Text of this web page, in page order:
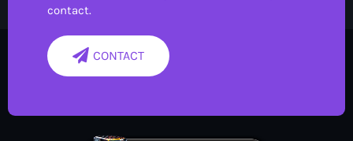
contact.
CONTACT